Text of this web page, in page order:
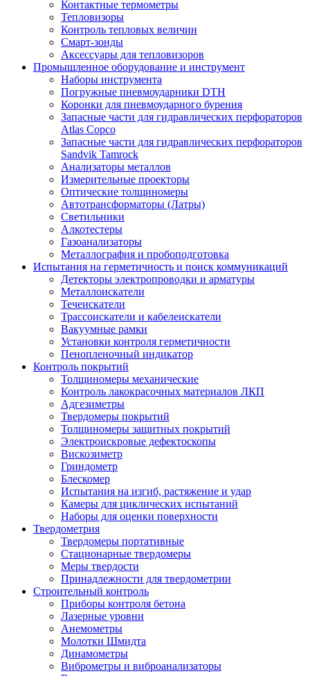
Контактные термометры
Тепловизоры
Контроль тепловых величин
Смарт-зонды
Аксессуары для тепловизоров
Промышленное оборудование и инструмент
Наборы инструмента
Погружные пневмоударники DTH
Коронки для пневмоударного бурения
Запасные части для гидравлических перфораторов
Atlas Copco
Запасные части для гидравлических перфораторов
Sandvik Tamrock
Анализаторы металлов
Измерительные проекторы
Оптические толщиномеры
Автотрансформаторы (Латры)
Светильники
Алкотестеры
Газоанализаторы
Металлография и пробоподготовка
Испытания на герметичность и поиск коммуникаций
Детекторы электропроводки и арматуры
Металлоискатели
Течеискатели
Трассоискатели и кабелеискатели
Вакуумные рамки
Установки контроля герметичности
Пенопленочный индикатор
Контроль покрытий
Толщиномеры механические
Контроль лакокрасочных материалов ЛКП
Адгезиметры
Твердомеры покрытий
Толщиномеры защитных покрытий
Электроискровые дефектоскопы
Вискозиметр
Гриндометр
Блескомер
Испытания на изгиб, растяжение и удар
Камеры для циклических испытаний
Наборы для оценки поверхности
Твердометрия
Твердомеры портативные
Стационарные твердомеры
Меры твердости
Принадлежности для твердометрии
Строительный контроль
Приборы контроля бетона
Лазерные уровни
Анемометры
Молотки Шмидта
Динамометры
Виброметры и виброанализаторы